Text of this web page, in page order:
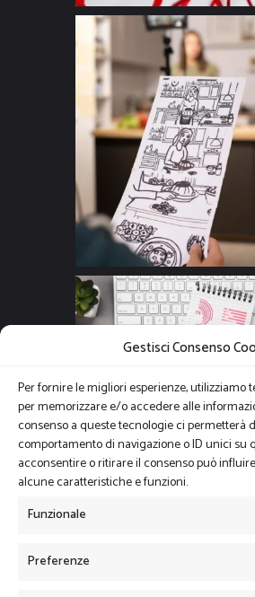
Gestisci Consenso
Per fornire le migliori esperienze, utilizziamo
per memorizzare e/o accedere alle
consenso a queste tecnologie ci permetterà
comportamento di navigazione o ID unici su
acconsentire o ritirare il consenso può
alcune caratteristiche e funzioni.
Funzionale
Preferenze